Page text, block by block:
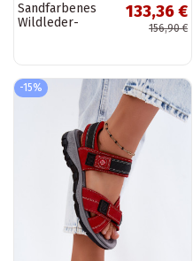
Sandfarbenes
Wildleder-
133,36 €
156,90 €
-15%